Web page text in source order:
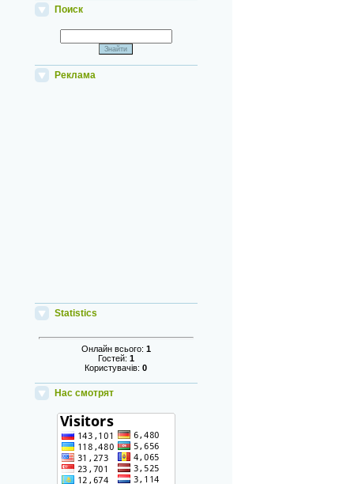
Поиск
Реклама
Statistics
Онлайн всього: 1
Гостей: 1
Користувачів:0
Нас смотрят